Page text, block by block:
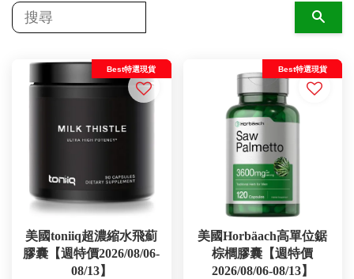
Best特選現貨
美國toniiq超濃縮水飛薊
膠囊【週特價2026/08/06-
08/13】
Best特選現貨
美國Horbäach高單位鋸
棕櫚膠囊【週特價
2026/08/06-08/13】